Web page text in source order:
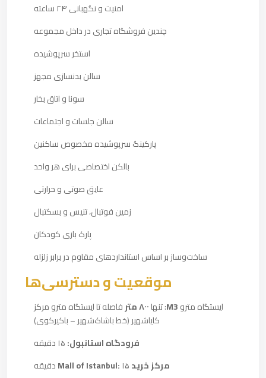
امنیت و نگهبانی ۲۴ ساعته
چندین فروشگاه تجاری در داخل مجموعه
استخر سرپوشیده
سالن بدنسازی مجهز
سونا و اتاق بخار
سالن جلسات و اجتماعات
پارکینگ سرپوشیده مخصوص ساکنین
بالکن اختصاصی برای هر واحد
عایق صوتی و حرارتی
زمین فوتبال، تنیس و بسکتبال
پارک بازی کودکان
ساخت‌وساز بر اساس استانداردهای مقاوم در برابر زلزله
موقعیت و دسترسی‌ها
ایستگاه متروM3: تنها۸۰۰ متر
فاصله تا ایستگاه مترو مرکز
کایا‌شهیر (خط باشاک‌شهیر – باکیرکوی)
فرودگاه استانبول:
مرکز خرید Mall of Istanbul:۱۵ دقیقه